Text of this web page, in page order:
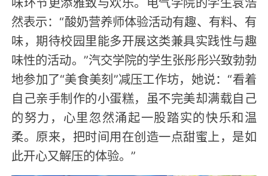
然表示：“酸奶营养师体验活动有趣、有料、有
味，期待校园里能多开展这类兼具实践性与趣
味性的活动。”汽交学院的学生张彤彤兴致勃勃
地参加了“美食美刻”减压工作坊，她说：“看着
自己亲手制作的小蛋糕，虽不完美却满载自己
的努力，心里忽然涌起一股踏实的快乐和温
柔。原来，把时间用在创造一点甜蜜上，是如
此开心又解压的体验。”